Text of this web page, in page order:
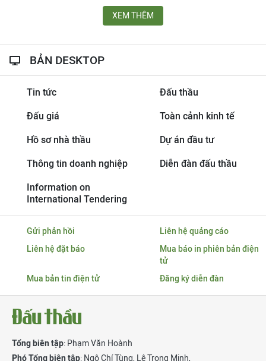
XEM THÊM
BẢN DESKTOP
Tin tức Đấu thầu
Đấu giá Toàn cảnh kinh tế
Hồ sơ nhà thầu Dự án đầu tư
Thông tin doanh nghiệp Diễn đàn đấu thầu
Information on
International Tendering
Gửi phản hồi
Liên hệ quảng cáo
Liên hệ đặt báo
Mua báo in phiên bản điện
tử
Mua bản tin điện tử
Đăng ký diễn đàn
Tổng biên tập: Phạm Văn Hoành
Phó Tổng biên tập: Ngô Chí Tùng, Lê Trọng Minh,